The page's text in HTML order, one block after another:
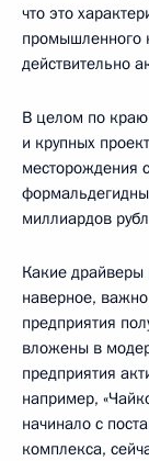
что это
промышленного
действительно
В целом по краю
и крупных
месторождения
миллиардов
Какие драйверы
наверное,
предприятия
вложены в
предприятия
например,
начинало с
комплекса,